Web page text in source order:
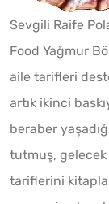
Sevgili Raife
Food Yağmur
aile tarifleri
artık ikinci
beraber
tutmuş, gelecek
tariflerini